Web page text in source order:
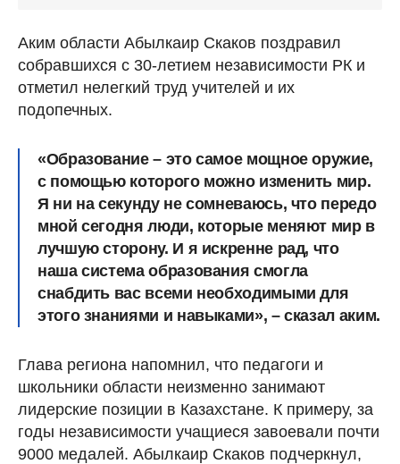
Аким области Абылкаир Скаков поздравил
собравшихся с 30-летием независимости РК и
отметил нелегкий труд учителей и их
подопечных.
«Образование – это самое мощное оружие,
с помощью которого можно изменить мир.
Я ни на секунду не сомневаюсь, что передо
мной сегодня люди, которые меняют мир в
лучшую сторону. И я искренне рад, что
наша система образования смогла
снабдить вас всеми необходимыми для
этого знаниями и навыками», – сказал аким.
Глава региона напомнил, что педагоги и
школьники области неизменно занимают
лидерские позиции в Казахстане. К примеру, за
годы независимости учащиеся завоевали почти
9000 медалей. Абылкаир Скаков подчеркнул,